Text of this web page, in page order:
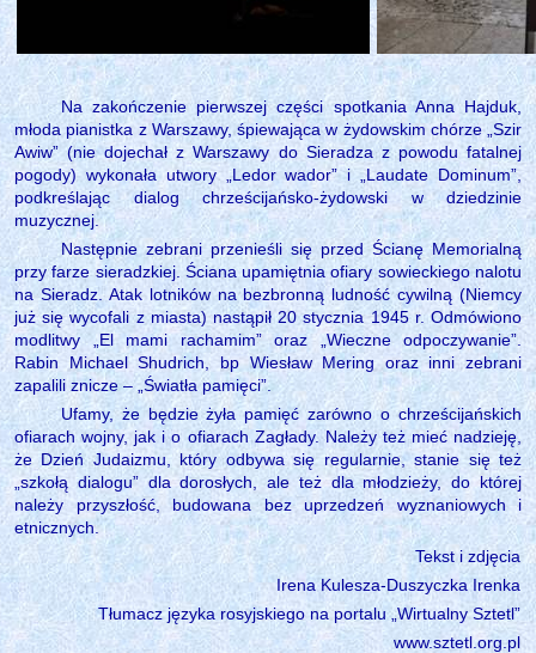
Na zakończenie pierwszej części spotkania Anna Hajduk,
młoda pianistka z Warszawy, śpiewająca w żydowskim chórze „Szir
Awiw” (nie dojechał z Warszawy do Sieradza z powodu fatalnej
pogody) wykonała utwory „Ledor wador” i „Laudate Dominum”,
podkreślając dialog chrześcijańsko-żydowski w dziedzinie
muzycznej.
Następnie zebrani przenieśli się przed Ścianę Memorialną
przy farze sieradzkiej. Ściana upamiętnia ofiary sowieckiego nalotu
na Sieradz. Atak lotników na bezbronną ludność cywilną (Niemcy
już się wycofali z miasta) nastąpił 20 stycznia 1945 r. Odmówiono
modlitwy „El mami rachamim” oraz „Wieczne odpoczywanie”.
Rabin Michael Shudrich, bp Wiesław Mering oraz inni zebrani
zapalili znicze – „Światła pamięci”.
Ufamy, że będzie żyła pamięć zarówno o chrześcijańskich
ofiarach wojny, jak i o ofiarach Zagłady. Należy też mieć nadzieję,
że Dzień Judaizmu, który odbywa się regularnie, stanie się też
„szkołą dialogu” dla dorosłych, ale też dla młodzieży, do której
należy przyszłość, budowana bez uprzedzeń wyznaniowych i
etnicznych.
Tekst i zdjęcia
Irena Kulesza-Duszyczka Irenka
Tłumacz języka rosyjskiego na portalu „Wirtualny Sztetl”
www.sztetl.org.pl